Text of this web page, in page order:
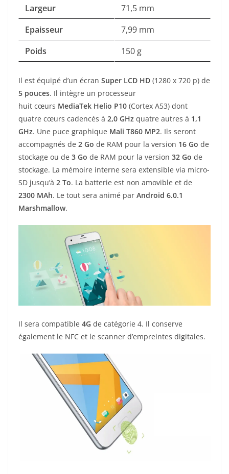
Largeur
71,5 mm
Epaisseur
7,99 mm
Poids
150 g
Il est équipé d’un écran Super LCD HD (1280 x 720 p) de
5 pouces. Il intègre un processeur
huit cœurs MediaTek Helio P10 (Cortex A53) dont
quatre cœurs cadencés à 2,0 GHz quatre autres à 1,1
GHz. Une puce graphique Mali T860 MP2. Ils seront
accompagnés de 2 Go de RAM pour la version 16 Go de
stockage ou de 3 Go de RAM pour la version 32 Go de
stockage. La mémoire interne sera extensible via micro-
SD jusqu’à 2 To. La batterie est non amovible et de
2300 MAh. Le tout sera animé par Android 6.0.1
Marshmallow.
Il sera compatible 4G de catégorie 4. Il conserve
également le NFC et le scanner d’empreintes digitales.